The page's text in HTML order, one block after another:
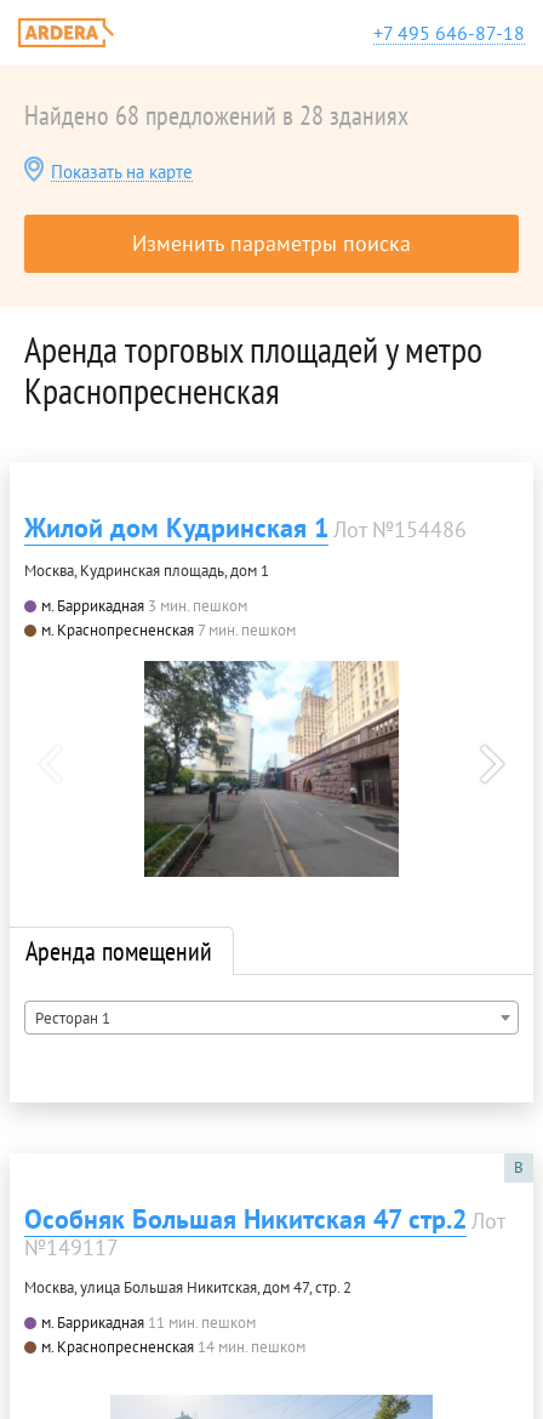
+7 495 646-87-18
Найдено 68 предложений в 28 зданиях
Показать на карте
Изменить параметры поиска
Аренда торговых площадей у метро
Краснопресненская
Жилой дом Кудринская 1 Лот №154486
Москва, Кудринская площадь, дом 1
м. Баррикадная 3 мин. пешком
м. Краснопресненская 7 мин. пешком
Аренда помещений
Ресторан 1
B
Особняк Большая Никитская 47 стр.2 Лот
№149117
Москва, улица Большая Никитская, дом 47, стр. 2
м. Баррикадная 11 мин. пешком
м. Краснопресненская 14 мин. пешком